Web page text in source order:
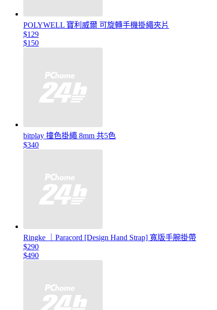
POLYWELL 寶利威爾 可旋轉手機掛繩夾片
$129
$150
bitplay 撞色掛繩 8mm 共5色
$340
Ringke ｜Paracord [Design Hand Strap] 寬版手腕掛帶
$290
$490